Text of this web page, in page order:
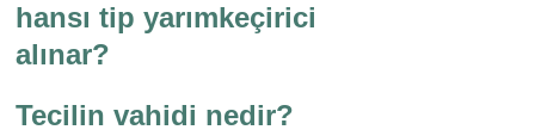
hansı tip yarımkeçirici
alınar?
Tecilin vahidi nedir?